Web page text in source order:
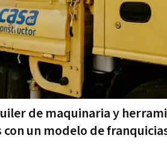
de maquinaria y
un modelo de